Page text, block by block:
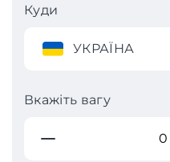
Куди
УКРАЇНА
Вкажіть вагу